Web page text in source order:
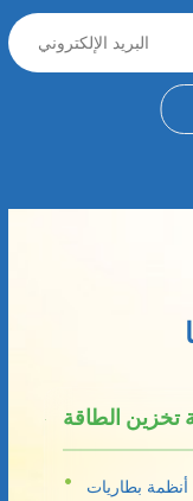
تخزين الطاقة
أنظمة بطاريات